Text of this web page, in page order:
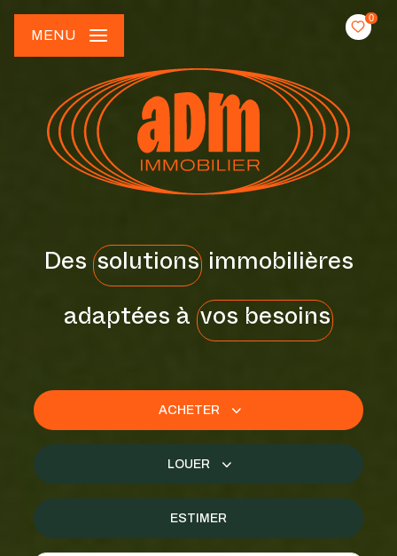
0
MENU
Des solutions immobilières
adaptées à vos besoins
ACHETER
LOUER
ESTIMER